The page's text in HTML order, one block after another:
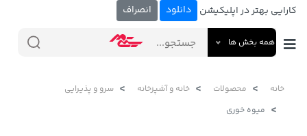
کارایی بهتر در اپلیکیشن دانلود انصراف
همه بخش ها
خانه محصولات خانه و آشپزخانه
سرو و پذیرایی
میوه خوری